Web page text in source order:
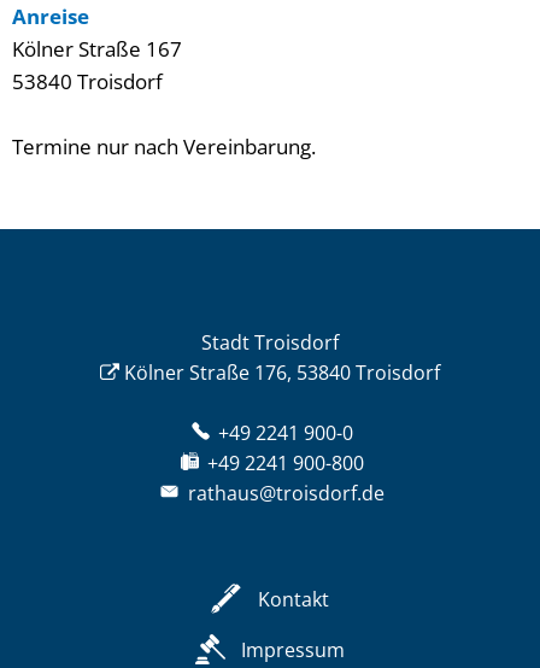
Anreise
Kölner Straße 167
53840 Troisdorf
Termine nur nach Vereinbarung.
Stadt Troisdorf
Kölner Straße 176, 53840 Troisdorf
+49 2241 900-0
+49 2241 900-800
rathaus@troisdorf.de
Kontakt
Impressum